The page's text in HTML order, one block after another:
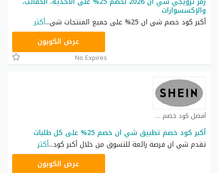
والإكسسوارات
أكبر كود خصم شي ان 25% على جميع المنتجات شي
...أكثر
عرض الكوبون
No Expires
أفضل كود خصم شي ان كوبون
أكبر كود خصم تطبيق شي ان خصم 25% على كل طلبات
تقدم شي ان فرصة رائعة للتسوق من خلال أكبر كود...أكثر
عرض الكوبون